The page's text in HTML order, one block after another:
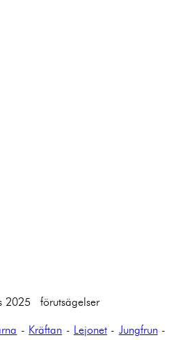
2025 förutsägelser
- Kräftan - Lejonet- Jungfrun-